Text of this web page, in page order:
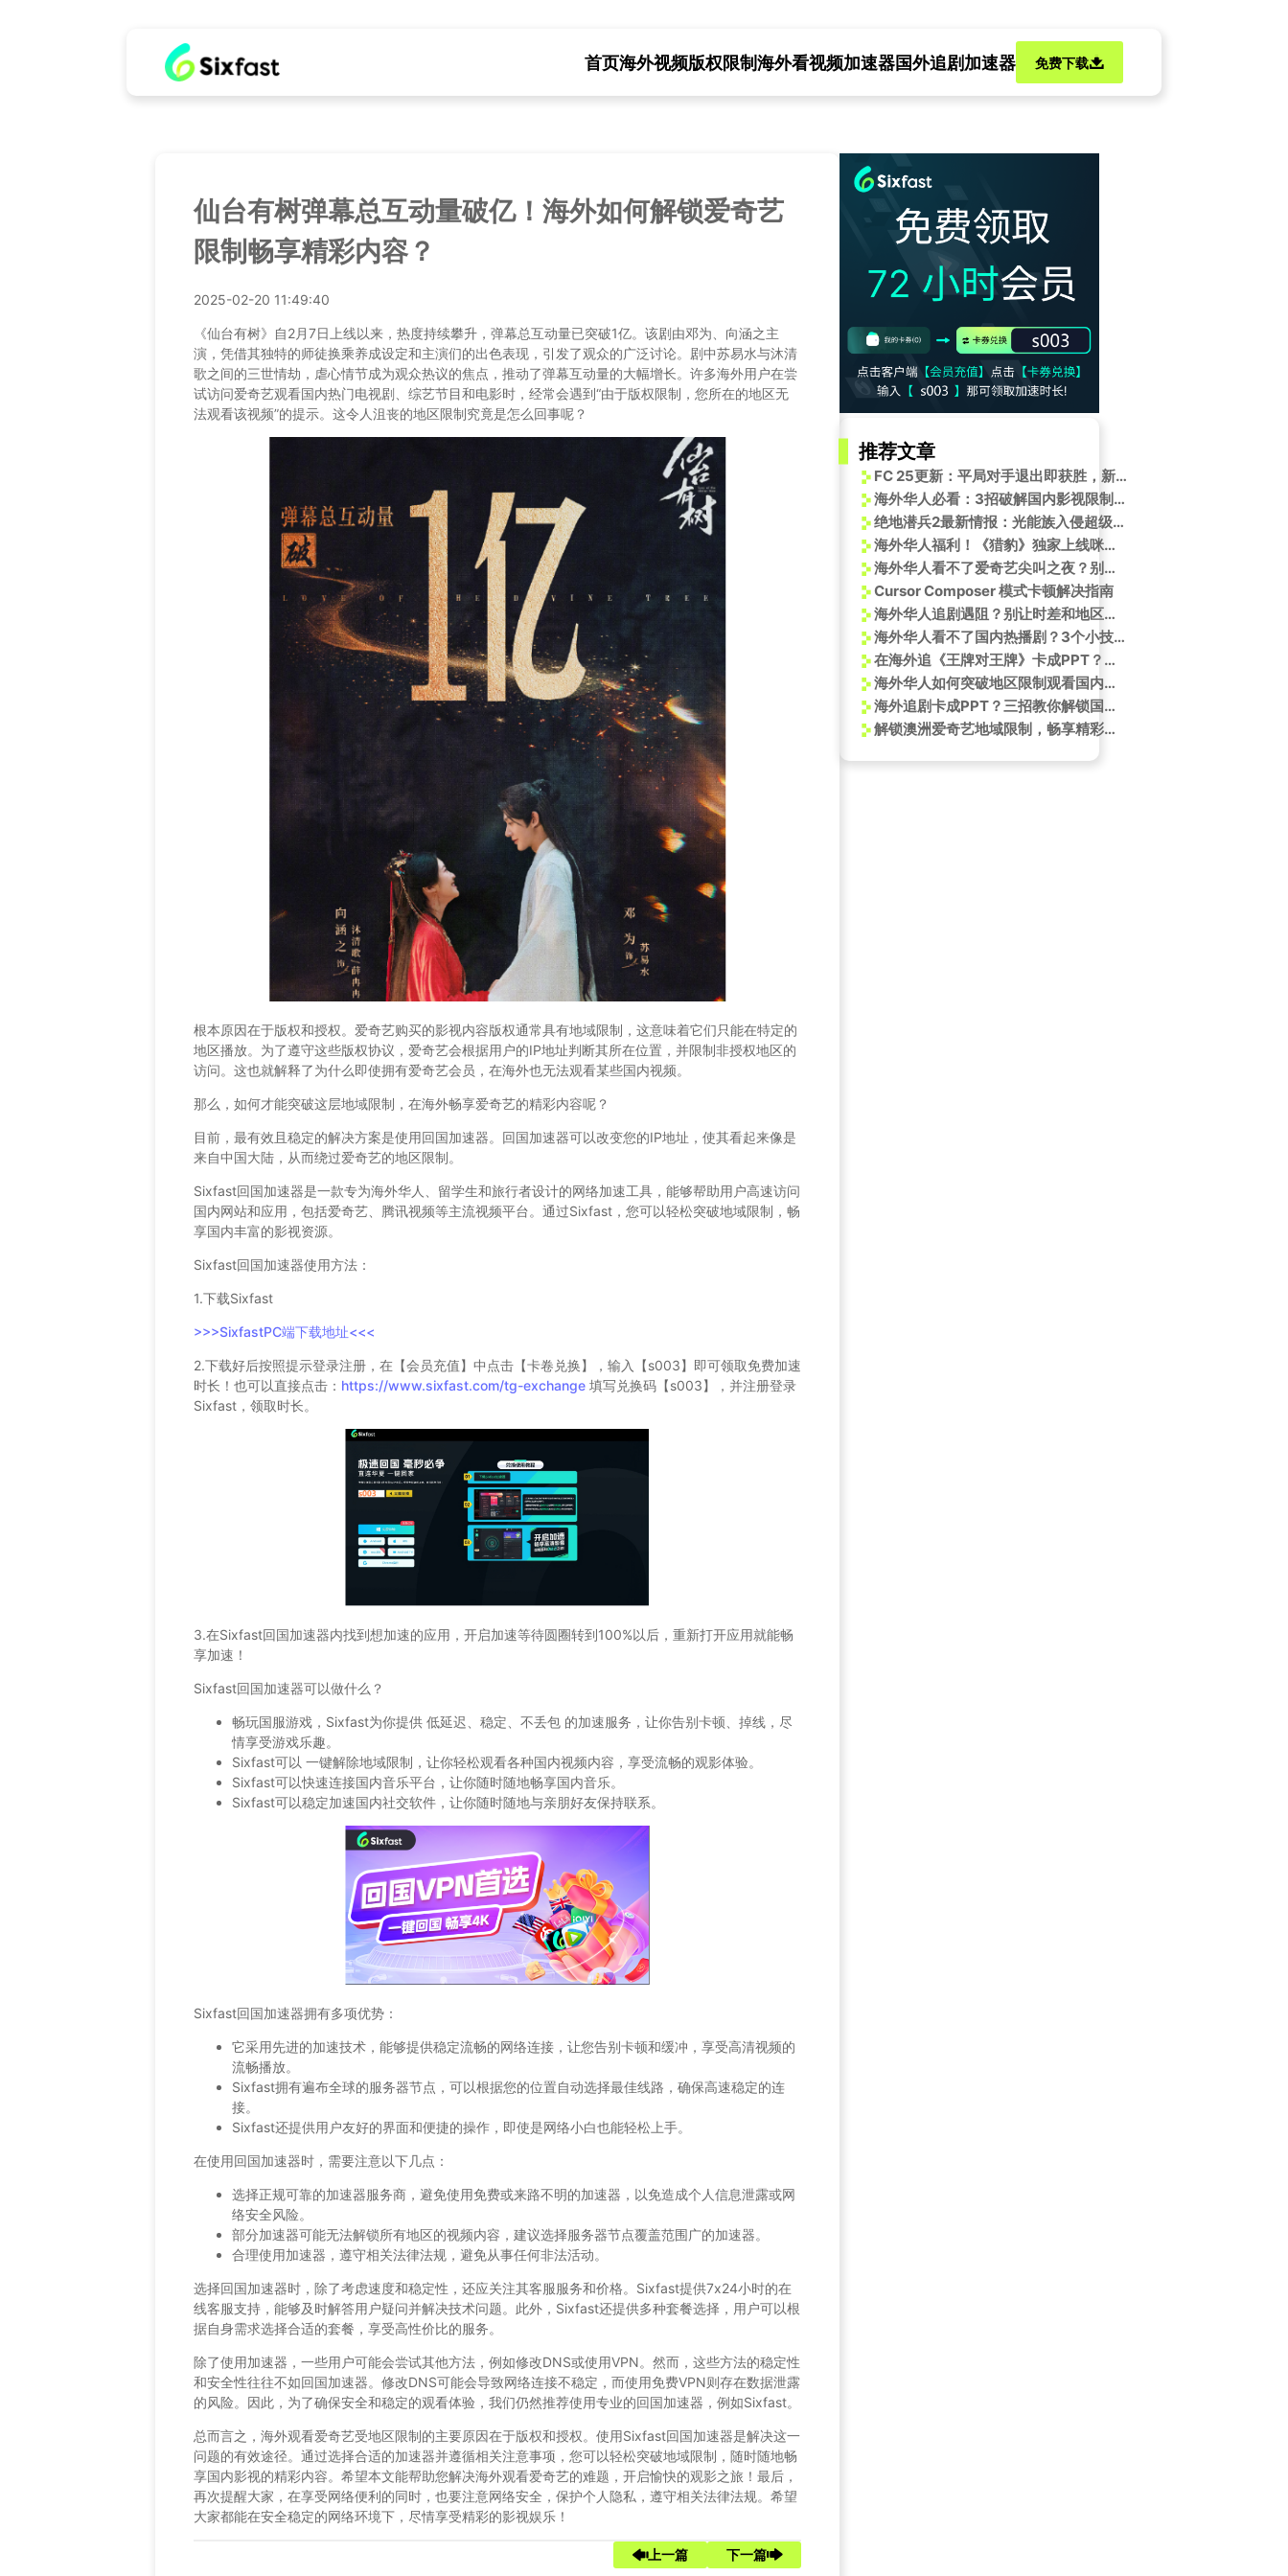
首页海外视频版权限制海外看视频加速器国外追剧加速器 免费下载
仙台有树弹幕总互动量破亿！海外如何解锁爱奇艺
限制畅享精彩内容？
2025-02-20 11:49:40
《仙台有树》自2月7日上线以来，热度持续攀升，弹幕总互动量已突破1亿。该剧由邓为、向涵之主
演，凭借其独特的师徒换乘养成设定和主演们的出色表现，引发了观众的广泛讨论。剧中苏易水与沐清
歌之间的三世情劫，虐心情节成为观众热议的焦点，推动了弹幕互动量的大幅增长。许多海外用户在尝
试访问爱奇艺观看国内热门电视剧、综艺节目和电影时，经常会遇到“由于版权限制，您所在的地区无
法观看该视频”的提示。这令人沮丧的地区限制究竟是怎么回事呢？
根本原因在于版权和授权。爱奇艺购买的影视内容版权通常具有地域限制，这意味着它们只能在特定的
地区播放。为了遵守这些版权协议，爱奇艺会根据用户的IP地址判断其所在位置，并限制非授权地区的
访问。这也就解释了为什么即使拥有爱奇艺会员，在海外也无法观看某些国内视频。
那么，如何才能突破这层地域限制，在海外畅享爱奇艺的精彩内容呢？
目前，最有效且稳定的解决方案是使用回国加速器。回国加速器可以改变您的IP地址，使其看起来像是
来自中国大陆，从而绕过爱奇艺的地区限制。
Sixfast回国加速器是一款专为海外华人、留学生和旅行者设计的网络加速工具，能够帮助用户高速访问
国内网站和应用，包括爱奇艺、腾讯视频等主流视频平台。通过Sixfast，您可以轻松突破地域限制，畅
享国内丰富的影视资源。
Sixfast回国加速器使用方法：
1.下载Sixfast
>>>SixfastPC端下载地址<<<
2.下载好后按照提示登录注册，在【会员充值】中点击【卡卷兑换】，输入【s003】即可领取免费加速
时长！也可以直接点击： https://www.sixfast.com/tg-exchange 填写兑换码【s003】，并注册登录
Sixfast，领取时长。
3.在Sixfast回国加速器内找到想加速的应用，开启加速等待圆圈转到100%以后，重新打开应用就能畅
享加速！
Sixfast回国加速器可以做什么？
畅玩国服游戏，Sixfast为你提供 低延迟、稳定、不丢包 的加速服务，让你告别卡顿、掉线，尽
情享受游戏乐趣。
Sixfast可以 一键解除地域限制，让你轻松观看各种国内视频内容，享受流畅的观影体验。
Sixfast可以快速连接国内音乐平台，让你随时随地畅享国内音乐。
Sixfast可以稳定加速国内社交软件，让你随时随地与亲朋好友保持联系。
Sixfast回国加速器拥有多项优势：
它采用先进的加速技术，能够提供稳定流畅的网络连接，让您告别卡顿和缓冲，享受高清视频的
流畅播放。
Sixfast拥有遍布全球的服务器节点，可以根据您的位置自动选择最佳线路，确保高速稳定的连
接。
Sixfast还提供用户友好的界面和便捷的操作，即使是网络小白也能轻松上手。
在使用回国加速器时，需要注意以下几点：
选择正规可靠的加速器服务商，避免使用免费或来路不明的加速器，以免造成个人信息泄露或网
络安全风险。
部分加速器可能无法解锁所有地区的视频内容，建议选择服务器节点覆盖范围广的加速器。
合理使用加速器，遵守相关法律法规，避免从事任何非法活动。
选择回国加速器时，除了考虑速度和稳定性，还应关注其客服服务和价格。Sixfast提供7x24小时的在
线客服支持，能够及时解答用户疑问并解决技术问题。此外，Sixfast还提供多种套餐选择，用户可以根
据自身需求选择合适的套餐，享受高性价比的服务。
除了使用加速器，一些用户可能会尝试其他方法，例如修改DNS或使用VPN。然而，这些方法的稳定性
和安全性往往不如回国加速器。修改DNS可能会导致网络连接不稳定，而使用免费VPN则存在数据泄露
的风险。因此，为了确保安全和稳定的观看体验，我们仍然推荐使用专业的回国加速器，例如Sixfast。
总而言之，海外观看爱奇艺受地区限制的主要原因在于版权和授权。使用Sixfast回国加速器是解决这一
问题的有效途径。通过选择合适的加速器并遵循相关注意事项，您可以轻松突破地域限制，随时随地畅
享国内影视的精彩内容。希望本文能帮助您解决海外观看爱奇艺的难题，开启愉快的观影之旅！最后，
再次提醒大家，在享受网络便利的同时，也要注意网络安全，保护个人隐私，遵守相关法律法规。希望
大家都能在安全稳定的网络环境下，尽情享受精彩的影视娱乐！
上一篇 下一篇
推荐文章
FC 25更新：平局对手退出即获胜，新增实用功能！
海外华人必看：3招破解国内影视限制，春节追剧不再卡顿
绝地潜兵2最新情报：光能族入侵超级地球已进入测试阶段
海外华人福利！《猎豹》独家上线咪咕视频，手把手教你破解地区限制追剧
海外华人看不了爱奇艺尖叫之夜？别急，手把手教你解除地区限制，和魏晨一起为爱尖叫！
Cursor Composer 模式卡顿解决指南
海外华人追剧遇阻？别让时差和地区限制成为你与国产影视的距离
海外华人看不了国内热播剧？3个小技巧帮你解锁《永夜星河》和更多精彩内容
在海外追《王牌对王牌》卡成PPT？我用了这招，连泼水节画质都超清！
海外华人如何突破地区限制观看国内热门影视综艺节目
海外追剧卡成PPT？三招教你解锁国内影视资源限制
解锁澳洲爱奇艺地域限制，畅享精彩综艺！